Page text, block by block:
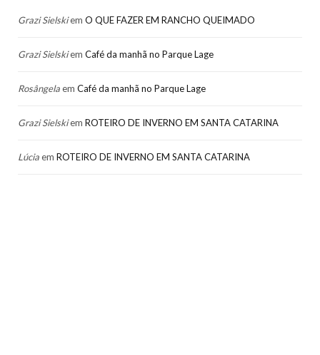
Grazi Sielskiem O QUE FAZER EM RANCHO QUEIMADO
Grazi Sielskiem Café da manhã no Parque Lage
Rosângelaem Café da manhã no Parque Lage
Grazi Sielskiem ROTEIRO DE INVERNO EM SANTA CATARINA
Lúciaem ROTEIRO DE INVERNO EM SANTA CATARINA